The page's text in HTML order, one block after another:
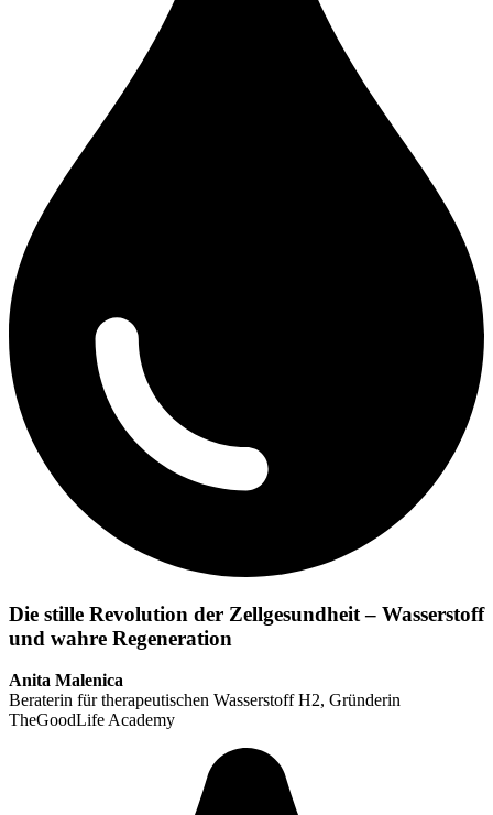
Die stille Revolution der Zellgesundheit – Wasserstoff
und wahre Regeneration
Anita Malenica
Beraterin für therapeutischen Wasserstoff H2, Gründerin
TheGoodLife Academy